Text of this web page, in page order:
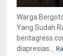
Warga
Yang Sudah
diapresias...